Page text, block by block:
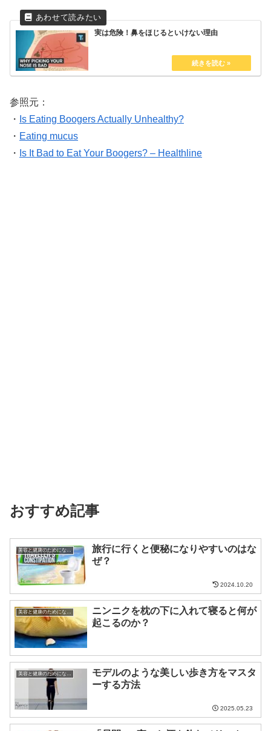
実は危険！鼻をほじるといけない理由
参照元：
・ Is Eating Boogers Actually Unhealthy?
・ Eating mucus
・ Is It Bad to Eat Your Boogers? – Healthline
おすすめ記事
美容と健康のためになる話
旅行に行くと便秘になりやすいのはな
ぜ？
2024.10.20
美容と健康のためになる話
ニンニクを枕の下に入れて寝ると何が
起こるのか？
美容と健康のためになる話
モデルのような美しい歩き方をマスタ
ーする方法
2025.05.23